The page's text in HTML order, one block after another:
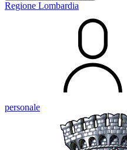
Regione Lombardia
personale